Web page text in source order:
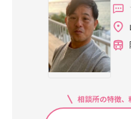
相談所の特徴